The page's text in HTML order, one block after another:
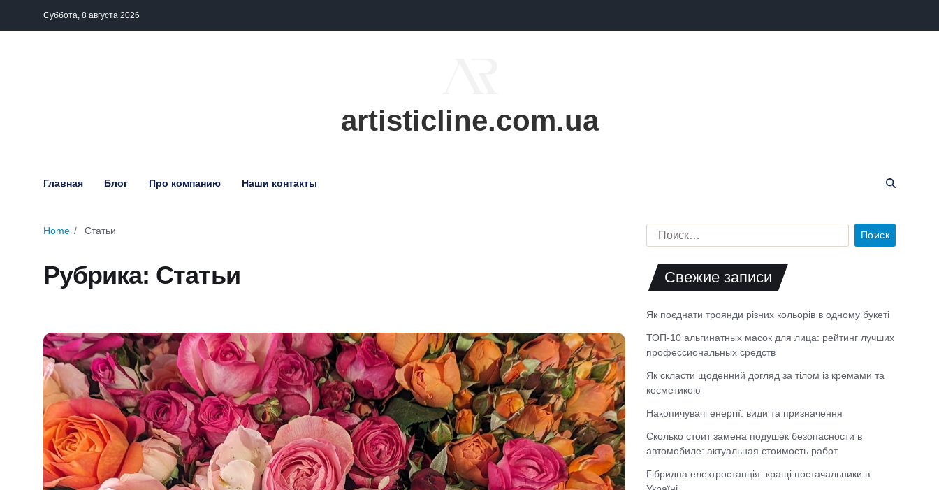
Суббота, 8 августа 2026
artisticline.com.ua
Главная Блог Про компанию Наши контакты
Home Статьи
Рубрика: Статьи Свежие записи
Як поєднати троянди різних кольорів в одному букеті
ТОП-10 альгинатных масок для лица: рейтинг лучших
профессиональных средств
Як скласти щоденний догляд за тілом із кремами та
косметикою
Накопичувачі енергії: види та призначення
Сколько стоит замена подушек безопасности в
автомобиле: актуальная стоимость работ
Гібридна електростанція: кращі постачальники в